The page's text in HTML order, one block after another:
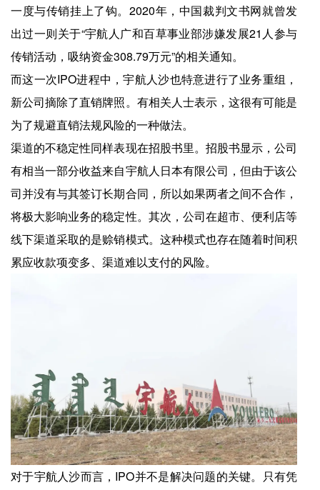
一度与传销挂上了钩。2020年，中国裁判文书网就曾发
出过一则关于“宇航人广和百草事业部涉嫌发展21人参与
传销活动，吸纳资金308.79万元”的相关通知。
而这一次IPO进程中，宇航人沙也特意进行了业务重组，
新公司摘除了直销牌照。有相关人士表示，这很有可能是
为了规避直销法规风险的一种做法。
渠道的不稳定性同样表现在招股书里。招股书显示，公司
有相当一部分收益来自宇航人日本有限公司，但由于该公
司并没有与其签订长期合同，所以如果两者之间不合作，
将极大影响业务的稳定性。其次，公司在超市、便利店等
线下渠道采取的是赊销模式。这种模式也存在随着时间积
累应收款项变多、渠道难以支付的风险。
对于宇航人沙而言，IPO并不是解决问题的关键。只有凭